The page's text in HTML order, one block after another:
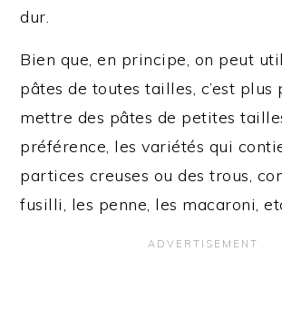
dur.
Bien que, en principe, on peut
pâtes de toutes tailles, c’est plus
mettre des pâtes de petites
préférence, les variétés qui
partices creuses ou des trous,
fusilli, les penne, les macaroni,